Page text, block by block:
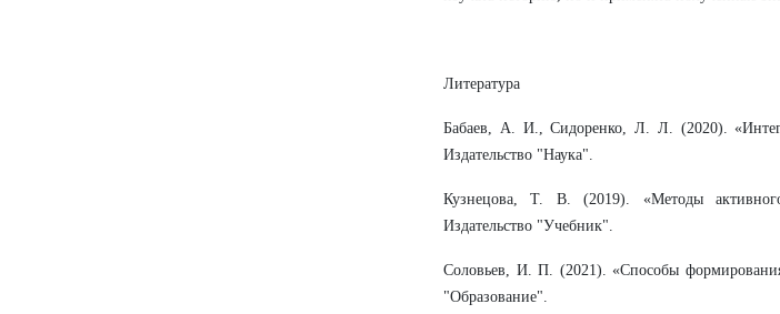
Литература
Бабаев, А. И., Сидоренко, Л. Л. (2020).
Издательство "Наука".
Кузнецова, Т. В. (2019). «Методы
Издательство "Учебник".
Соловьев, И. П. (2021). «Способы
"Образование".